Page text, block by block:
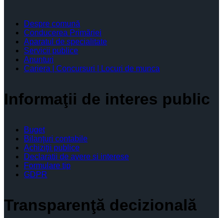
Despre comună
Conducerea Primăriei
Aparatul de specialitate
Servicii publice
Anunturi
Cariera | Concursuri | Locuri de munca
Informaţii de interes public
Buget
Bilanţuri contabile
Achiziţii publice
Declaratii de avere si interese
Formulare tip
GDPR
Transparenţă decizională